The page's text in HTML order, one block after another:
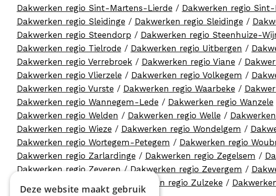
Dakwerken regio Sint-Martens-Lierde / Dakwerken regio
Dakwerken regio Sleidinge / Dakwerken regio Sleidinge /
Dakwerken regio Steendorp / Dakwerken regio Steenhuize-
Dakwerken regio Tielrode / Dakwerken regio Uitbergen /
Dakwerken regio Verrebroek / Dakwerken regio Viane /
Dakwerken regio Vlierzele / Dakwerken regio Volkegem /
Dakwerken regio Vurste / Dakwerken regio Waarbeke /
Dakwerken regio Wannegem-Lede / Dakwerken regio Wanzele
Dakwerken regio Welden / Dakwerken regio Welle /
Dakwerken regio Wieze / Dakwerken regio Wondelgem /
Dakwerken regio Wortegem-Petegem / Dakwerken regio
Dakwerken regio Zarlardinge / Dakwerken regio Zegelsem /
Dakwerken regio Zeveren/Dakwerken regio Zevergem /
Dakwerken regio Zulzeke /
Deze website maakt gebruik